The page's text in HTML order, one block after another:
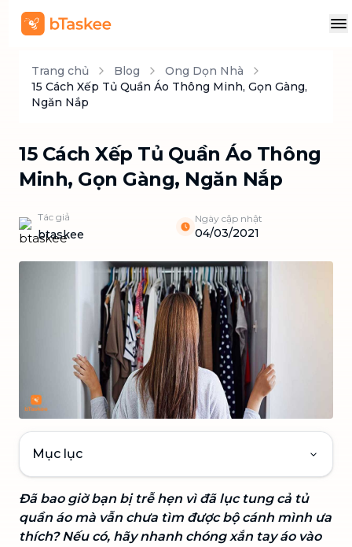
Trang chủ Blog
Ong Dọn Nhà
15 Cách Xếp Tủ Quần Áo Thông Minh, Gọn Gàng,
Ngăn Nắp
15 Cách Xếp Tủ Quần Áo Thông
Minh, Gọn Gàng, Ngăn Nắp
Tác giả
btaskee
Ngày cập nhật
04/03/2021
Mục lục
Đã bao giờ bạn bị trễ hẹn vì đã lục tung cả tủ
quần áo mà vẫn chưa tìm được bộ cánh mình ưa
thích? Nếu có, hãy nhanh chóng xắn tay áo vào